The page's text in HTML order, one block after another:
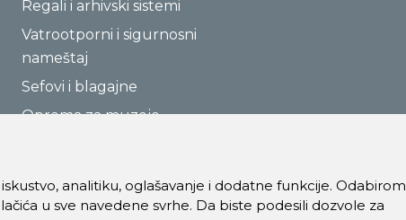
Regali i arhivski sistemi
Vatrootporni i sigurnosni
nameštaj
Sefovi i blagajne
Oprema za muzeje
analitiku, oglašavanje i dodatne funkcije. Odabirom
u sve navedene svrhe. Da biste podesili dozvole za